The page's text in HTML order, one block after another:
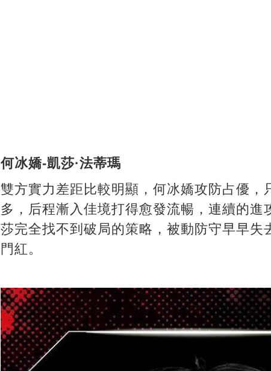
何冰嬌-凱莎·法蒂瑪
雙方實力差距比較明顯，何冰嬌攻防占優
多，后程漸入佳境打得愈發流暢，連續的
莎完全找不到破局的策略，被動防守早早
門紅。